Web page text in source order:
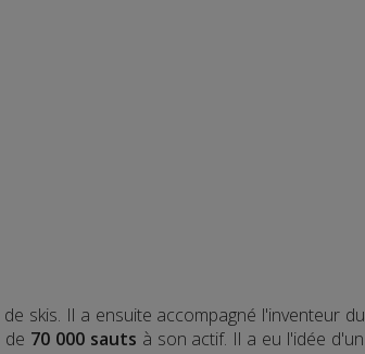
skis. Il a ensuite accompagné l'inventeur du
de 70 000 sauts à son actif. Il a eu l'idée d'un